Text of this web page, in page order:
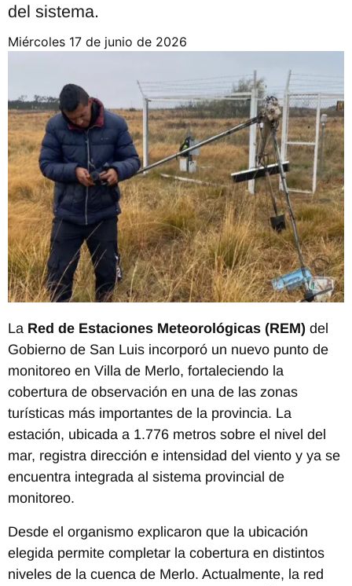
del sistema.
miércoles 17 de junio de 2026
La Red de Estaciones Meteorológicas (REM) del
Gobierno de San Luis incorporó un nuevo punto de
monitoreo en Villa de Merlo, fortaleciendo la
cobertura de observación en una de las zonas
turísticas más importantes de la provincia. La
estación, ubicada a 1.776 metros sobre el nivel del
mar, registra dirección e intensidad del viento y ya se
encuentra integrada al sistema provincial de
monitoreo.
Desde el organismo explicaron que la ubicación
elegida permite completar la cobertura en distintos
niveles de la cuenca de Merlo. Actualmente, la red